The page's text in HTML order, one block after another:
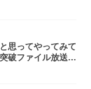
思ってやってみて
破ファイル放送で